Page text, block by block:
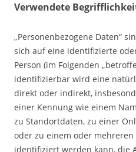
Verwendete
„Personenbezogene Daten“
sich auf eine identifizierte
Person (im Folgenden
identifizierbar wird eine
direkt oder indirekt,
einer Kennung wie einem
zu Standortdaten, zu einer
oder zu einem oder
identifiziert werden kann, die